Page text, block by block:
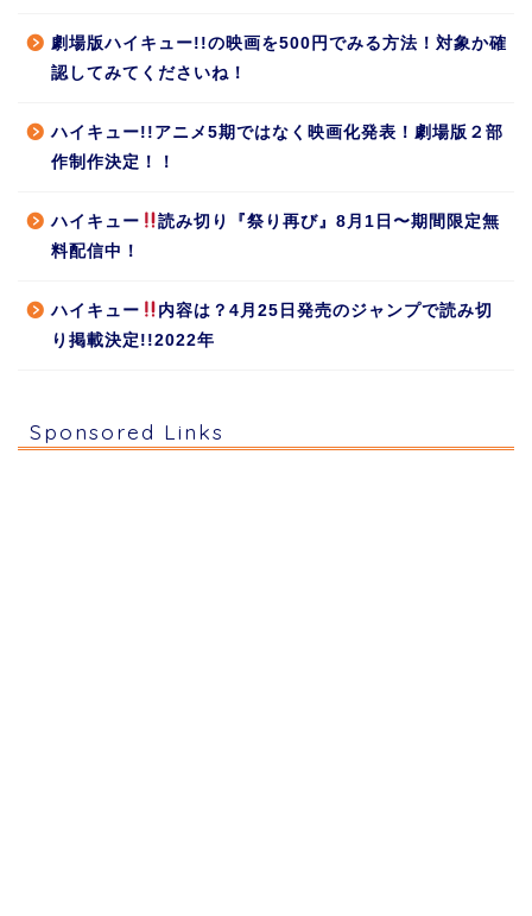
劇場版ハイキュー!!の映画を500円でみる方法！対象か確
認してみてくださいね！
ハイキュー!!アニメ5期ではなく映画化発表！劇場版２部
作制作決定！！
ハイキュー
読み切り『祭り再び』8月1日〜期間限定無
料配信中！
ハイキュー
内容は？4月25日発売のジャンプで読み切
り掲載決定!!2022年
Sponsored Links